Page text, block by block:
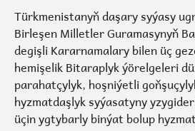
Türkmenistanyň daşary syýasy
Birleşen Milletler Guramasynyň
degişli Kararnamalary bilen üç
hemişelik Bitaraplyk ýörelgeleri
parahatçylyk, hoşniýetli
hyzmatdaşlyk syýasatyny
üçin ygtybarly binýat bolup